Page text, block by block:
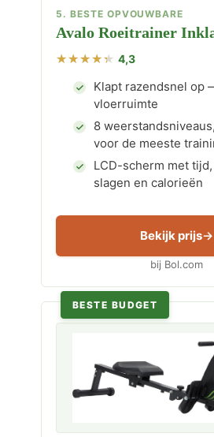
5. BESTE OPVOUWBARE
Avalo Roeitrainer
4,3
Klapt razendsnel op
vloerruimte
8
voor de meeste
LCD-scherm met
slagen en calorieën
Bekijk prijs
bij Bol.com
BESTE BUDGET